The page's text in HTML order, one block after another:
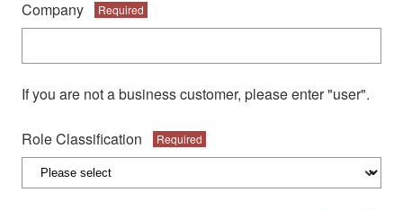
Company Required
If you are not a business customer, please enter "user".
Role Classification Required